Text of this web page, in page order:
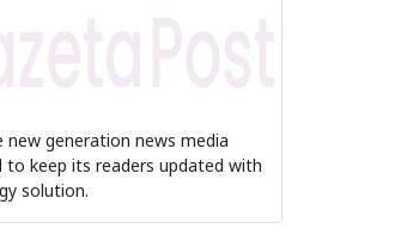
generation news media
to keep its readers updated with
solution.